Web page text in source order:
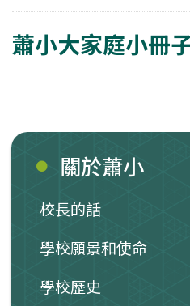
蕭小大家庭小冊
關於蕭小
校長的話
學校願景和使命
學校歷史